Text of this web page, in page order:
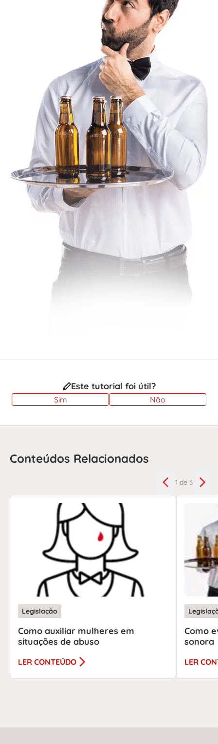
Este tutorial foi útil?
Sim Não
Conteúdos Relacionados
1 de 3
Legislação
Como auxiliar mulheres em
situações de abuso
LER CONTEÚDO
Como
sonora
LER